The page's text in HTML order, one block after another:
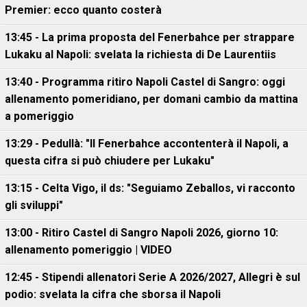
Premier: ecco quanto costerà
13:45 - La prima proposta del Fenerbahce per strappare
Lukaku al Napoli: svelata la richiesta di De Laurentiis
13:40 - Programma ritiro Napoli Castel di Sangro: oggi
allenamento pomeridiano, per domani cambio da mattina
a pomeriggio
13:29 - Pedullà: "Il Fenerbahce accontenterà il Napoli, a
questa cifra si può chiudere per Lukaku"
13:15 - Celta Vigo, il ds: "Seguiamo Zeballos, vi racconto
gli sviluppi"
13:00 - Ritiro Castel di Sangro Napoli 2026, giorno 10:
allenamento pomeriggio | VIDEO
12:45 - Stipendi allenatori Serie A 2026/2027, Allegri è sul
podio: svelata la cifra che sborsa il Napoli